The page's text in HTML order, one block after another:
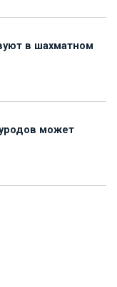
в шахматном
может